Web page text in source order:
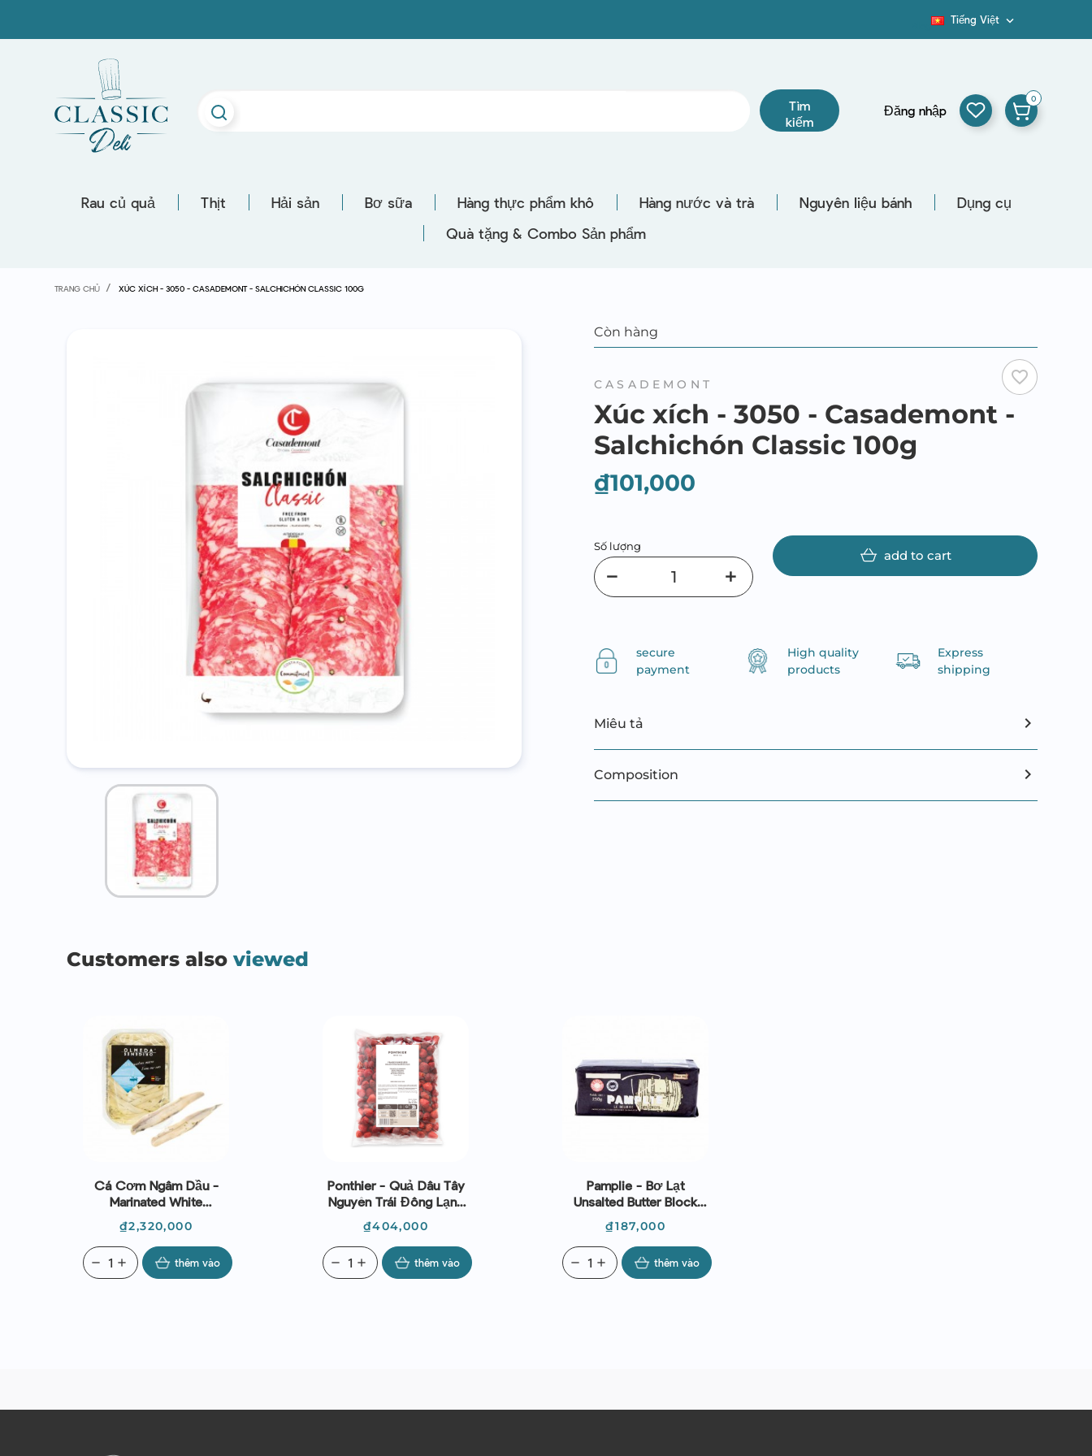
Tiếng Việt 
Tìm
kiếm
Đăng nhập
0
Rau củ quả Thịt Hải sản Bơ sữa Hàng thực phẩm khô Hàng nước và trà Nguyên liệu bánh
Dụng cụ
Quà tặng & Combo Sản phẩm
TRANG CHỦ XÚC XÍCH - 3050 - CASADEMONT - SALCHICHÓN CLASSIC 100G
Còn hàng
CASADEMONT favorite_border
Xúc xích - 3050 - Casademont -
Salchichón Classic 100g
₫101,000
Số lượng
add to cart
secure
payment
High quality
products
Express
shipping
Miêu tả
Composition
Customers also viewed
Cá Cơm Ngâm Dầu -
Marinated White
Anchovies 740g
Giá
₫2,320,000
add
remove thêm vào
Ponthier - Quả Dâu Tây
Nguyên Trái Đông Lạnh
Giá
₫404,000
add
remove thêm vào
Pamplie - Bơ Lạt
Unsalted Butter Block
250g (250g)
Giá
₫187,000
add
remove thêm vào